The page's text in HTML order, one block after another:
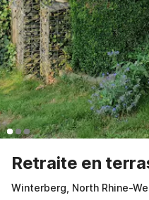
Retraite en
Winterberg, North Rhine-